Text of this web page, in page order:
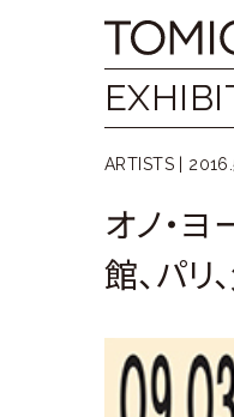
content
Tomio
Koyama
山
登
美
夫
ARTISTS |
オノ・
館、パリ